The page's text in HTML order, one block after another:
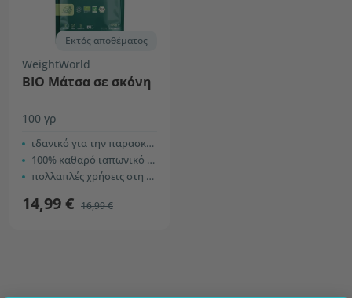
Εκτός αποθέματος
WeightWorld
ΒΙΟ Μάτσα σε σκόνη
100 γρ
ιδανικό για την παρασκευή ροφήματος
100% καθαρό ιαπωνικό πράσινο τσάι
πολλαπλές χρήσεις στη μαγειρική
14,99 € 16,99 €